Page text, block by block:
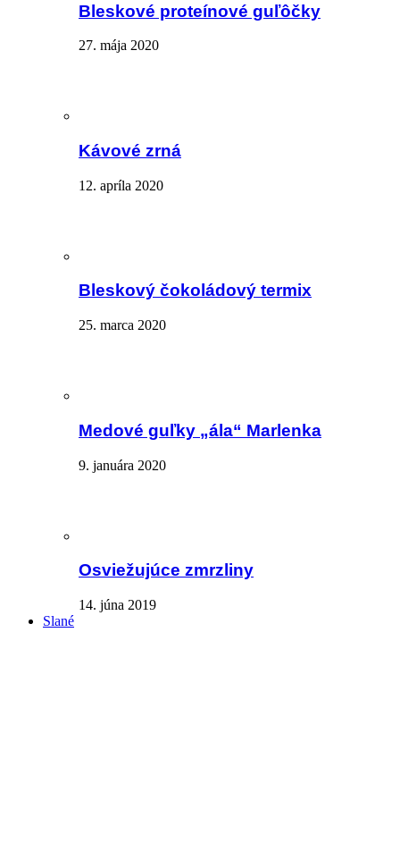
Bleskové proteínové guľôčky
27. mája 2020
Kávové zrná
12. apríla 2020
Bleskový čokoládový termix
25. marca 2020
Medové guľky „ála“ Marlenka
9. januára 2020
Osviežujúce zmrzliny
14. júna 2019
Slané